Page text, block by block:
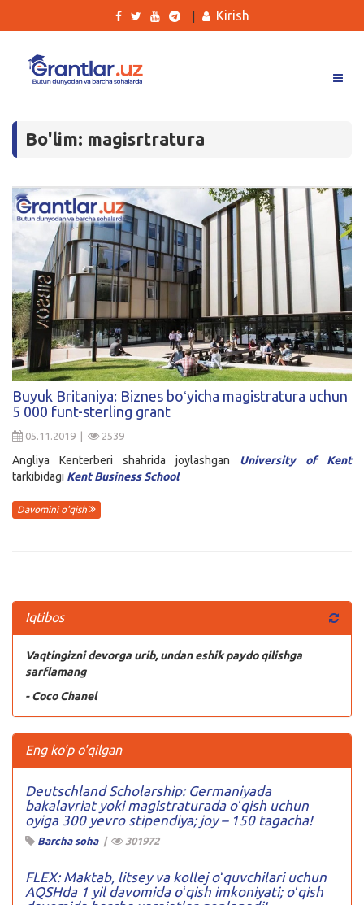
Tanlovlar
Kurslar
Blog
Yana
Qidirish
Kirish
Kirish
Bo'lim: magisrtratura
Buyuk Britaniya: Biznes boʻyicha magistratura uchun
5 000 funt-sterling grant
05.11.2019 | 2539
Angliya Kenterberi shahrida joylashgan University of Kent
tarkibidagi Kent Business School
Davomini o'qish
Iqtibos
Vaqtingizni devorga urib, undan eshik paydo qilishga
sarflamang
- Coco Chanel
Eng ko'p o'qilgan
Deutschland Scholarship: Germaniyada
bakalavriat yoki magistraturada oʻqish uchun
oyiga 300 yevro stipendiya; joy – 150 tagacha!
Barcha soha| 301972
FLEX: Maktab, litsey va kollej oʻquvchilari uchun
AQSHda 1 yil davomida oʻqish imkoniyati; oʻqish